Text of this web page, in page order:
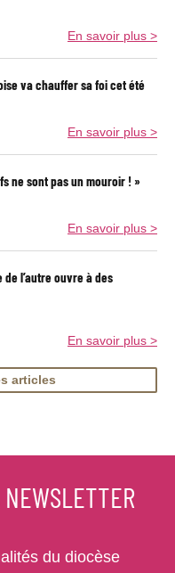
e
M
a
e
n
e
#
9
En savoir plus >
va chauffer sa foi cet été
En savoir plus >
ne sont pas un mouroir ! »
En savoir plus >
l’autre ouvre à des
En savoir plus >
articles
du diocèse